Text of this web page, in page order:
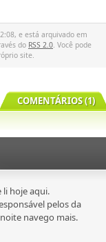
e está arquivado em
do RSS 2.0. Você pode
site.
COMENTÁRIOS (1)
li hoje aqui.
pelos da
navego mais.